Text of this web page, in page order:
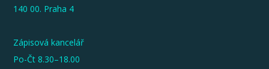
140 00. Praha 4
Zápisová kancelář
Po-Čt 8.30–18.00